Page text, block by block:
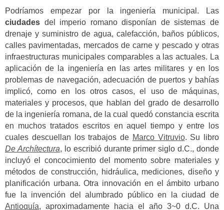
Podríamos empezar por la ingeniería municipal. Las
ciudades del imperio romano disponían de sistemas de
drenaje y suministro de agua, calefacción, baños públicos,
calles pavimentadas, mercados de carne y pescado y otras
infraestructuras municipales comparables a las actuales. La
aplicación de la ingeniería en las artes militares y en los
problemas de navegación, adecuación de puertos y bahías
implicó, como en los otros casos, el uso de máquinas,
materiales y procesos, que hablan del grado de desarrollo
de la ingeniería romana, de la cual quedó constancia escrita
en muchos tratados escritos en aquel tiempo y entre los
cuales descuellan los trabajos de Marco Vitruvio. Su libro
De Archítectura, lo escribió durante primer siglo d.C., donde
incluyó el concocimiento del momento sobre materiales y
métodos de construcción, hidráulica, mediciones, diseño y
planificación urbana. Otra innovación en el ámbito urbano
fue la invención del alumbrado público en la ciudad de
Antioquía, aproximadamente hacia el año 3~0 d.C. Una